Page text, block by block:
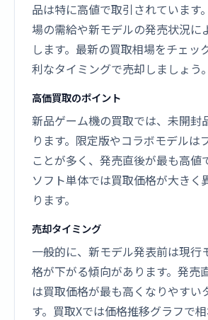
品は特に高値で取引されています
場の需給や新モデルの発売状況に
します。最新の買取相場をチェッ
利なタイミングで売却しましょう。
高価買取のポイント
新品ゲーム機の買取では、未開封
ります。限定版やコラボモデルは
ことが多く、発売直後が最も高値
ソフト単体では買取価格が大きく
ります。
売却タイミング
一般的に、新モデル発表前は現行
格が下がる傾向があります。発売
は買取価格が最も高くなりやすい
す。買取Xでは価格推移グラフで